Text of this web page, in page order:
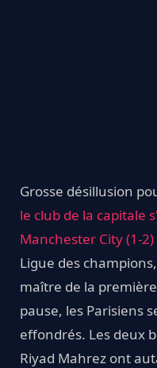
Grosse désillusion
le club de la capitale
Manchester City(1-2)
Ligue des
maître de la
pause, les Parisiens
effondrés. Les deux
Riyad Mahrez ont